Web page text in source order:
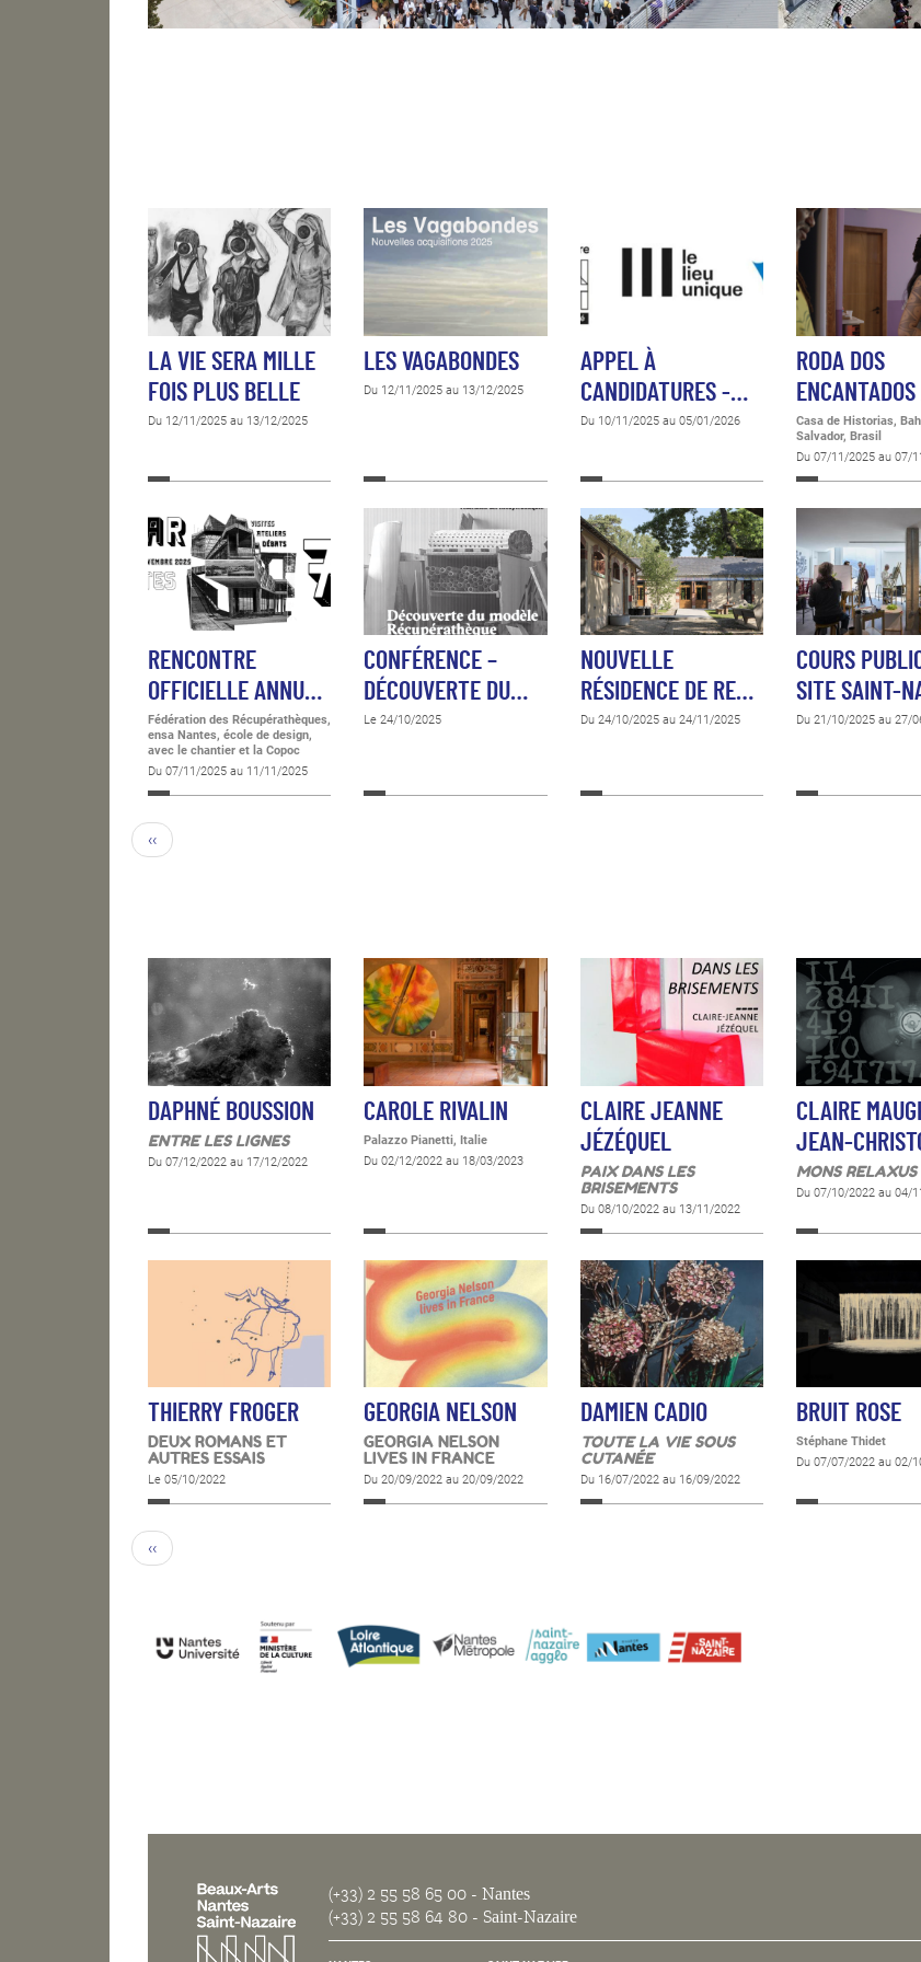
LA VIE SERA MILLE
FOIS PLUS BELLE
Du 12/11/2025 au 13/12/2025
LES VAGABONDES
Du 12/11/2025 au 13/12/2025
APPEL À
CANDIDATURES -…
Du 10/11/2025 au 05/01/2026
RODA DOS
Casa de Historias,
Salvador, Brasil
Du 07/11/2025 au 07/
RENCONTRE
OFFICIELLE ANNU…
Fédération des Récupérathèques,
ensa Nantes, école de design,
avec le chantier et la Copoc
Du 07/11/2025 au 11/11/2025
CONFÉRENCE –
DÉCOUVERTE DU…
Le 24/10/2025
NOUVELLE
RÉSIDENCE DE RE…
Du 24/10/2025 au 24/11/2025
COURS
SITE SAINT-
Du 21/10/2025 au 27/
‹‹
DAPHNÉ BOUSSION
ENTRE LES LIGNES
Du 07/12/2022 au 17/12/2022
CAROLE RIVALIN
Palazzo Pianetti, Italie
Du 02/12/2022 au 18/03/2023
CLAIRE JEANNE
JÉZÉQUEL
PAIX DANS LES
BRISEMENTS
Du 08/10/2022 au 13/11/2022
CLAIRE
JEAN-
MONS
Du 07/10/2022 au 04/
THIERRY FROGER
DEUX ROMANS ET
AUTRES ESSAIS
Le 05/10/2022
GEORGIA NELSON
GEORGIA NELSON
LIVES IN FRANCE
Du 20/09/2022 au 20/09/2022
DAMIEN CADIO
TOUTE LA VIE SOUS
CUTANÉE
Du 16/07/2022 au 16/09/2022
BRUIT ROSE
Stéphane Thidet
Du 07/07/2022 au 02/
‹‹
(+33) 2 55 58 65 00 - Nantes
(+33) 2 55 58 64 80 - Saint-Nazaire